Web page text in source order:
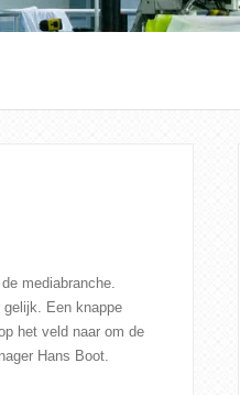
mediabranche.
Een knappe
het veld naar om de
Hans Boot.